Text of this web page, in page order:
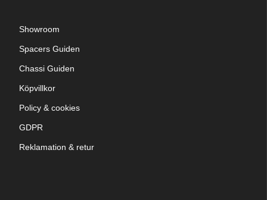
Showroom
Spacers Guiden
Chassi Guiden
Köpvillkor
Policy & cookies
GDPR
Reklamation & retur